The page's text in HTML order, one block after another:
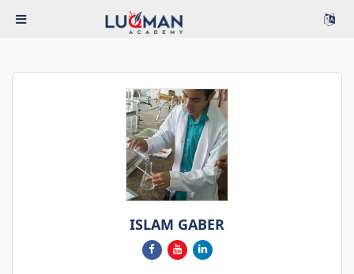
ISLAM GABER